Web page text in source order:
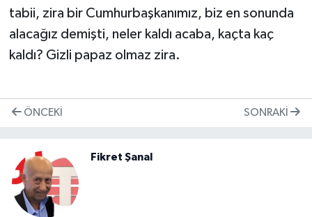
tabii, zira bir Cumhurbaşkanımız, biz en sonunda
alacağız demişti, neler kaldı acaba, kaçta kaç
kaldı? Gizli papaz olmaz zira.
ÖNCEKI SONRAKI
Fikret Şanal